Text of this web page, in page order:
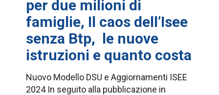
per due milioni di
famiglie, Il caos dell’Isee
senza Btp, le nuove
istruzioni e quanto costa
Nuovo Modello DSU e Aggiornamenti ISEE
2024 In seguito alla pubblicazione in